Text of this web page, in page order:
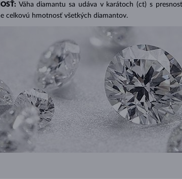
Váha diamantu sa udáva v karátoch (ct) s
celkovú hmotnosť všetkých diamantov.